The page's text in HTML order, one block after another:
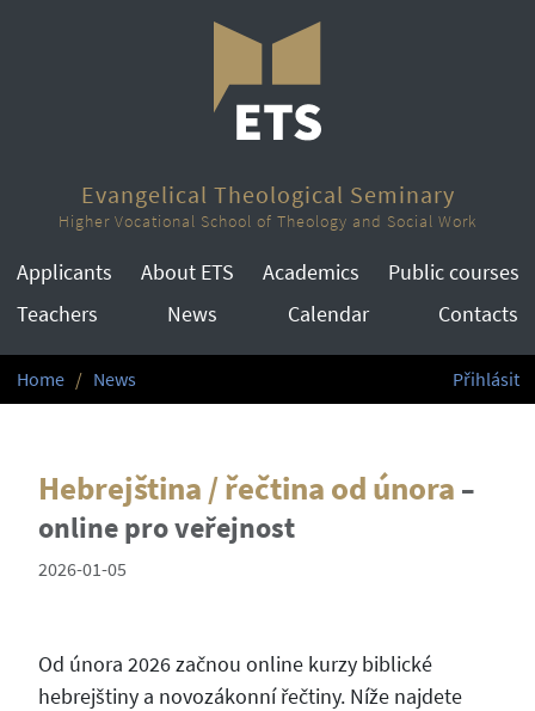
Evangelical Theological Seminary
Higher Vocational School of Theology and Social Work
Applicants About ETS Academics
Public courses
Teachers
News Calendar Contacts
Home News Přihlásit
Hebrejština / řečtina od února –
online pro veřejnost
2026-01-05
Od února 2026 začnou online kurzy biblické
hebrejštiny a novozákonní řečtiny. Níže najdete